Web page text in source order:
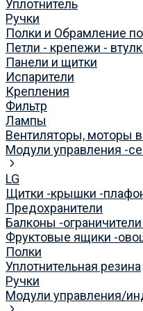
Уплотнитель
Ручки
Полки и Обрамление
Петли - крепежи -
Панели и щитки
Испарители
Крепления
Фильтр
Лампы
Вентиляторы, моторы
Модули управления -
LG
Щитки -крышки -
Предохранители
Балконы -
Фруктовые ящики -
Полки
Уплотнительная резина
Ручки
Модули управления/